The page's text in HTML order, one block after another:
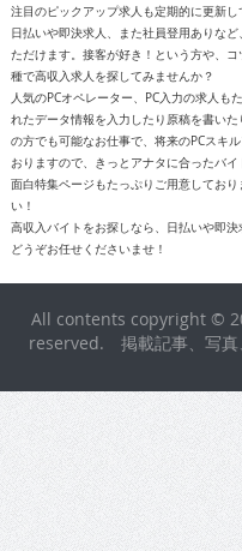
注目のピックアップ求人も定期的に更新
日払いや即決求人、また社員登用ありな
ただけます。接客が好き！という方や、
種で高収入求人を探してみませんか？
人気のPCオペレーター、PC入力の求人も
れたデータ情報を入力したり原稿を書い
の方でも可能なお仕事で、将来のPCスキ
おりますので、きっとアナタに合ったバイ
面白特集ページもたっぷりご用意してお
い！
高収入バイトをお探しなら、日払いや即
どうぞお任せくださいませ！
All contents copyright ©
reserved. 掲載記事、写真